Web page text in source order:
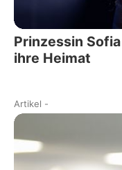
Prinzessin
ihre Heimat
Artikel -